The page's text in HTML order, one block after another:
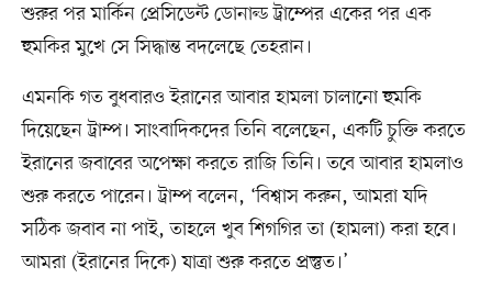
শুরুর পর মার্কিন প্রেসিডেন্ট ডোনাল্ড ট্রাম্পের একের পর এক
হুমকির মুখে সে সিদ্ধান্ত বদলেছে তেহরান।
এমনকি গত বুধবারও ইরানের আবার হামলা চালানো হুমকি
দিয়েছেন ট্রাম্প। সাংবাদিকদের তিনি বলেছেন, একটি চুক্তি করতে
ইরানের জবাবের অপেক্ষা করতে রাজি তিনি। তবে আবার হামলাও
শুরু করতে পারেন। ট্রাম্প বলেন, ‘বিশ্বাস করুন, আমরা যদি
সঠিক জবাব না পাই, তাহলে খুব শিগগির তা (হামলা) করা হবে।
আমরা (ইরানের দিকে) যাত্রা শুরু করতে প্রস্তুত।’